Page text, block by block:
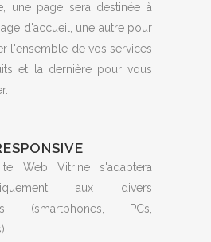
une page sera destinée à
d'accueil, une autre pour
l'ensemble de vos services
et la dernière pour vous
Web Vitrine s'adaptera
aux divers
(smartphones, PCs,